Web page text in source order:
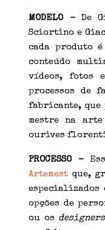
MODELO –De
Sciortino e
cada produto
conteúdo
vídeos, fotos
processos de
fabricante, que
mestre na
ourives
PROCESSO –
Artemest que,
especializados
opções de
ou os designers